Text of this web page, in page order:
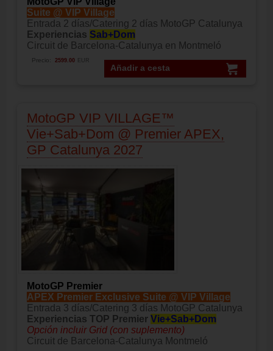
Suite @ VIP Village
Entrada 2 días/Catering 2 días MotoGP Catalunya
Experiencias Sab+Dom
Circuit de Barcelona-Catalunya en Montmeló
Añadir a cesta
Precio: 2599.00 EUR
MotoGP VIP VILLAGE™
Vie+Sab+Dom @ Premier APEX,
GP Catalunya 2027
MotoGP Premier
APEX Premier Exclusive Suite @ VIP Village
Entrada 3 días/Catering 3 días MotoGP Catalunya
Experiencias TOP Premier Vie+Sab+Dom
Opción incluir Grid (con suplemento)
Circuit de Barcelona-Catalunya Montmeló